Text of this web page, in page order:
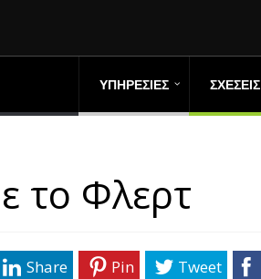
ΥΠΗΡΕΣΙΕΣ ΣΧΕΣΕΙΣ
το Φλερτ
Tweet
Pin
Share